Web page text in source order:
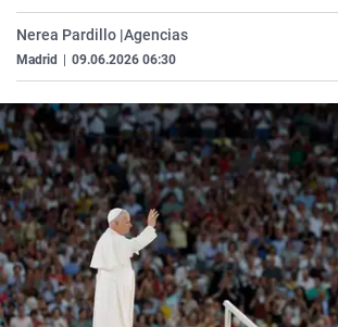
Nerea Pardillo |Agencias
Madrid 09.06.2026 06:30